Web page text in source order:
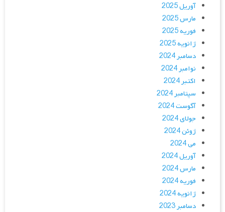
آوریل 2025
مارس 2025
فوریه 2025
ژانویه 2025
دسامبر 2024
نوامبر 2024
اکتبر 2024
سپتامبر 2024
آگوست 2024
جولای 2024
ژوئن 2024
می 2024
آوریل 2024
مارس 2024
فوریه 2024
ژانویه 2024
دسامبر 2023